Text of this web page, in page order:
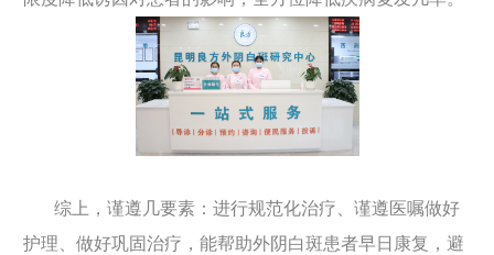
综上，谨遵几要素：进行规范化治疗、谨遵医嘱做好
护理、做好巩固治疗，能帮助外阴白斑患者早日康复，避